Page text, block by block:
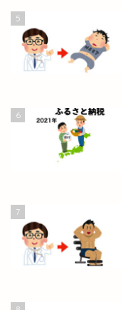
5
6
7